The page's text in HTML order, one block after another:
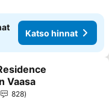
Katso hinnat
Vaasa
828